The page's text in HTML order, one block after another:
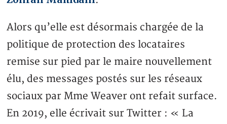
Alors qu’elle est désormais chargée de la
politique de protection des locataires
remise sur pied par le maire nouvellement
élu, des messages postés sur les réseaux
sociaux par Mme Weaver ont refait surface.
En 2019, elle écrivait sur Twitter : « La